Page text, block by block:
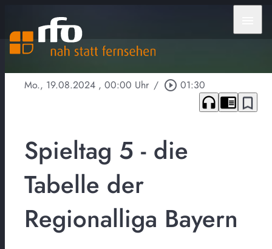
Mo., 19.08.2024 , 00:00 Uhr / play_circle_outline 01:30
headphones chrome_reader_mode bookmark_border
Spieltag 5 - die
Tabelle der
Regionalliga Bayern